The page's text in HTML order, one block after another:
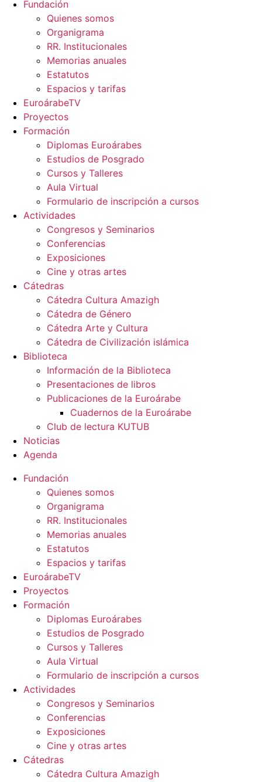
Fundación
Quienes somos
Organigrama
RR. Institucionales
Memorias anuales
Estatutos
Espacios y tarifas
EuroárabeTV
Proyectos
Formación
Diplomas Euroárabes
Estudios de Posgrado
Cursos y Talleres
Aula Virtual
Formulario de inscripción a cursos
Actividades
Congresos y Seminarios
Conferencias
Exposiciones
Cine y otras artes
Cátedras
Cátedra Cultura Amazigh
Cátedra de Género
Cátedra Arte y Cultura
Cátedra de Civilización islámica
Biblioteca
Información de la Biblioteca
Presentaciones de libros
Publicaciones de la Euroárabe
Cuadernos de la Euroárabe
Club de lectura KUTUB
Noticias
Agenda
Fundación
Quienes somos
Organigrama
RR. Institucionales
Memorias anuales
Estatutos
Espacios y tarifas
EuroárabeTV
Proyectos
Formación
Diplomas Euroárabes
Estudios de Posgrado
Cursos y Talleres
Aula Virtual
Formulario de inscripción a cursos
Actividades
Congresos y Seminarios
Conferencias
Exposiciones
Cine y otras artes
Cátedras
Cátedra Cultura Amazigh